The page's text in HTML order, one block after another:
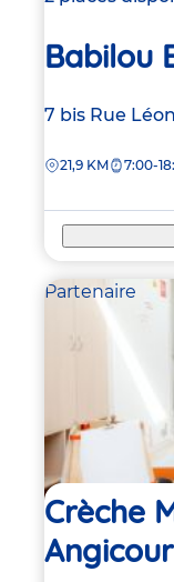
Babilou
Adresse
la
7 bis Rue
DISTANCE
21,9 KM 7:00-
Partenaire
Crèche